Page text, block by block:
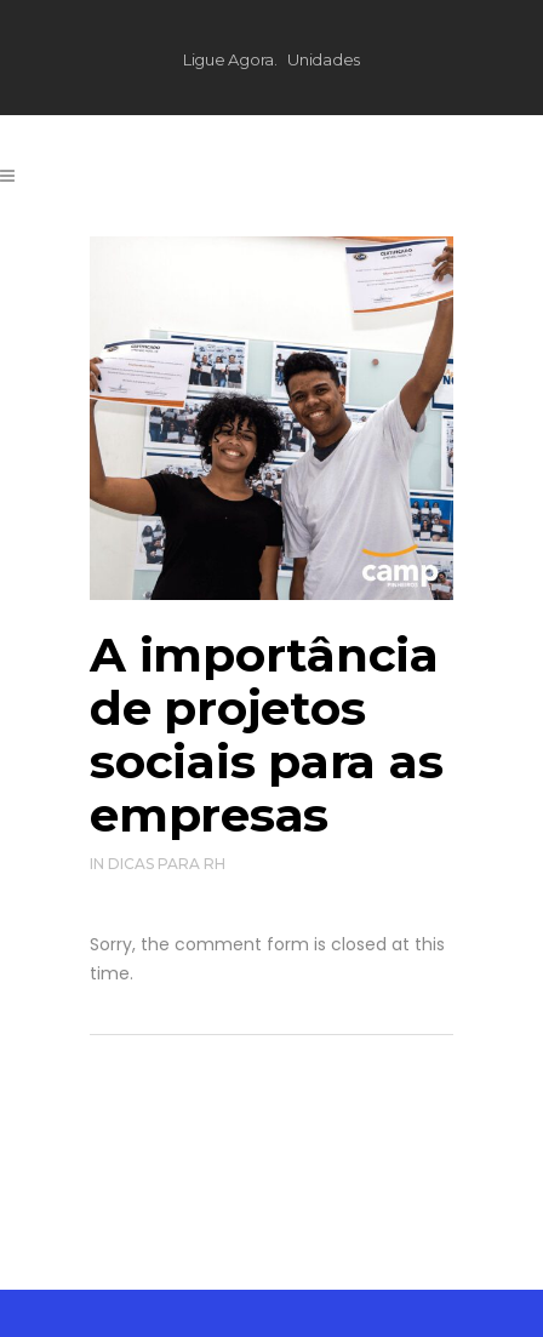
Ligue Agora. Unidades
A importância
de projetos
sociais para as
empresas
IN DICAS PARA RH
Sorry, the comment form is closed at this
time.